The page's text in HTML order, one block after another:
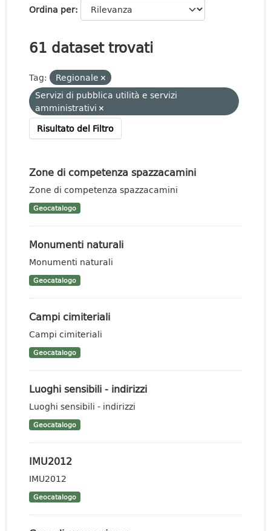
Ordina per
61 dataset trovati
Tag:
Regionale
Servizi di pubblica utilità e servizi
amministrativi
Risultato del Filtro
Zone di competenza spazzacamini
Zone di competenza spazzacamini
Geocatalogo
Monumenti naturali
Monumenti naturali
Geocatalogo
Campi cimiteriali
Campi cimiteriali
Geocatalogo
Luoghi sensibili - indirizzi
Luoghi sensibili - indirizzi
Geocatalogo
IMU2012
IMU2012
Geocatalogo